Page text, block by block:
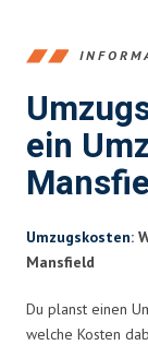
ein
Umzugskosten:
Mansfield
Du planst einen
welche Kosten